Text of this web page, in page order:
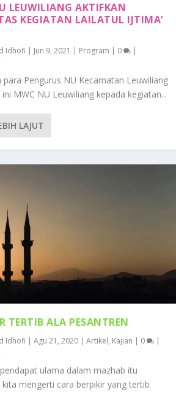
LEUWILIANG AKTIFKAN
KEGIATAN LAILATUL IJTIMA’
Idhofi | Jun 9, 2021 | Program | 0 |
para Pengurus NU Kecamatan Leuwiliang
MWC NU Leuwiliang kepada kegiatan...
LAJUT
TERTIB ALA PESANTREN
Idhofi |Agu 21, 2020 |Artikel, Kajian | 0 |
ulama dalam mazhab itu
mengerti cara berpikir yang tertib